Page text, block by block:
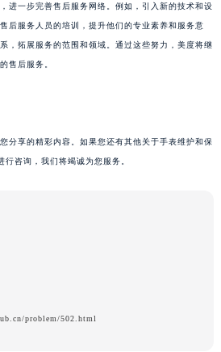
进一步完善售后服务网络。例如，引入新的技术和设
后服务人员的培训，提升他们的专业素养和服务意
，拓展服务的范围和领域。通过这些努力，美度将继
售后服务。
分享的精彩内容。如果您还有其他关于手表维护和保
咨询，我们将竭诚为您服务。
problem/502.html